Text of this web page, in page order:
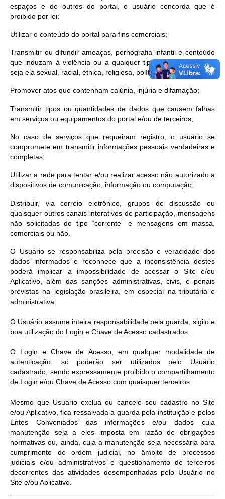
espaços e de outros do portal, o usuário concorda que é
proibido por lei:
Utilizar o conteúdo do portal para fins comerciais;
Transmitir ou difundir ameaças, pornografia infantil e conteúdo
que induzam à violência ou a qualquer tipo de discriminação,
seja ela sexual, racial, étnica, religiosa, política, etária, social;
Promover atos que contenham calúnia, injúria e difamação;
Transmitir tipos ou quantidades de dados que causem falhas
em serviços ou equipamentos do portal e/ou de terceiros;
No caso de serviços que requeiram registro, o usuário se
compromete em transmitir informações pessoais verdadeiras e
completas;
Utilizar a rede para tentar e/ou realizar acesso não autorizado a
dispositivos de comunicação, informação ou computação;
Distribuir, via correio eletrônico, grupos de discussão ou
quaisquer outros canais interativos de participação, mensagens
não solicitadas do tipo “corrente” e mensagens em massa,
comerciais ou não.
O Usuário se responsabiliza pela precisão e veracidade dos
dados informados e reconhece que a inconsistência destes
poderá implicar a impossibilidade de acessar o Site e/ou
Aplicativo, além das sanções administrativas, civis, e penais
previstas na legislação brasileira, em especial na tributária e
administrativa.
O Usuário assume inteira responsabilidade pela guarda, sigilo e
boa utilização do Login e Chave de Acesso cadastrados.
O Login e Chave de Acesso, em qualquer modalidade de
autenticação, só poderão ser utilizados pelo Usuário
cadastrado, sendo expressamente proibido o compartilhamento
de Login e/ou Chave de Acesso com quaisquer terceiros.
Mesmo que Usuário exclua ou cancele seu cadastro no Site
e/ou Aplicativo, fica ressalvada a guarda pela instituição e pelos
Entes Conveniados das informações e/ou dados cuja
manutenção seja a eles imposta em razão de obrigações
normativas ou, ainda, cuja a manutenção seja necessária para
cumprimento de ordem judicial, no âmbito de processos
judiciais e/ou administrativos e questionamento de terceiros
decorrentes das atividades desempenhadas pelo Usuário no
Site e/ou Aplicativo.